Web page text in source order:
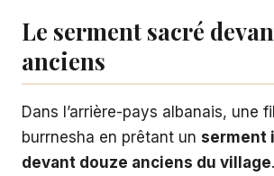
Le serment sacré
anciens
Dans l’arrière-pays albanais, une
burrnesha en prêtant un serment
devant douze anciens du village